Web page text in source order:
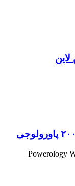
Powerology